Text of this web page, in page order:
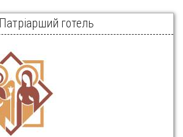
Патріарший готель